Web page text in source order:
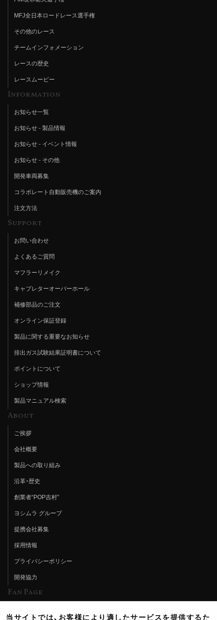
MFJ全日本ロードレース選手権
その他のレース
チームインフォメーション
レースの歴史
レースムービー
Information
お知らせ一覧
お知らせ - 製品情報
お知らせ - イベント情報
お知らせ - その他
開発車両募集
コラボレート自動販売機のご案内
注文方法
Support
お問い合わせ
よくあるご質問
マフラーリメイク
キャブレターオーバーホール
補修部品のご注文
オンライン保証登録
製品に関する重要なお知らせ
排出ガス試験結果証明書について
ポイントについて
ショップ情報
製品マニュアル検索
About
ご挨拶
会社概要
製品への取り組み
沿革・歴史
創業者“POP吉村”
ヨシムラ グループ
提携会社募集
採用情報
プライバシーポリシー
開発協力
Fan Page
当サイトでは、お客様により適したサービスを提供するた